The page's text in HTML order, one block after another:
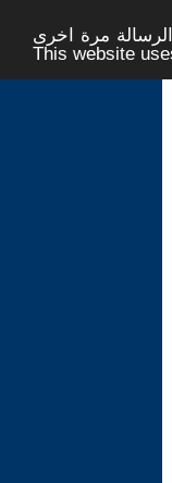
مرة اخرى -
This website